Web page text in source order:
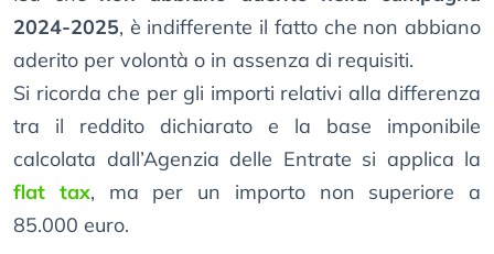
2024-2025, è indifferente il fatto che non abbiano
aderito per volontà o in assenza di requisiti.
Si ricorda che per gli importi relativi alla differenza
tra il reddito dichiarato e la base imponibile
calcolata dall’Agenzia delle Entrate si applica la
flat tax, ma per un importo non superiore a
85.000 euro.